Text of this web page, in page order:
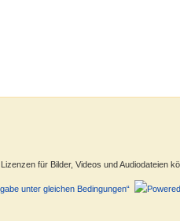
für Bilder, Videos und Audiodateien